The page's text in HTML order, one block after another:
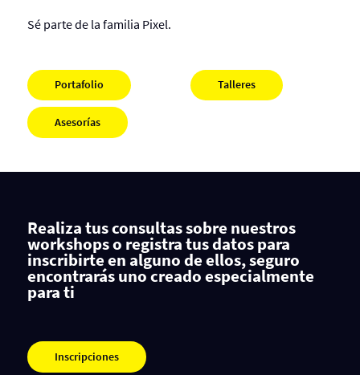
Sé parte de la familia Pixel.
Portafolio Talleres
Asesorías
Realiza tus consultas sobre nuestros
workshops o registra tus datos para
inscribirte en alguno de ellos, seguro
encontrarás uno creado especialmente
para ti
Inscripciones